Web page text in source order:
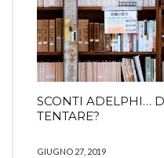
SCONTI ADELPHI…
TENTARE?
GIUGNO 27, 2019